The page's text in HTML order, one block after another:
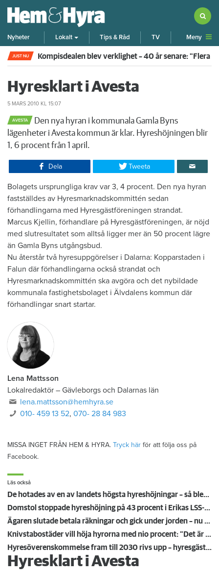
Nyheter Lokalt Tips & Råd TV Meny
JUST NU Kompisdealen blev verklighet – 40 år senare: "Flera
Hyresklart i Avesta
5 MARS 2010 KL 15:07
AVESTA
Den nya hyran i kommunala Gamla Byns
lägenheter i Avesta kommun är klar. Hyreshöjningen blir
1, 6 procent från 1 april.​
Dela Tweeta
​Bolagets ursprungliga krav var 3, 4 procent. Den nya hyran
fastställdes av Hyresmarknadskommittén sedan
förhandlingarna med Hyresgästföreningen strandat.
Marcus Kjellin, förhandlare på Hyresgästföreningen, är nöjd
med slutresultatet som alltså ligger mer än 50 procent lägre
än Gamla Byns utgångsbud.
Nu återstår två hyresuppgörelser i Dalarna: Kopparstaden i
Falun där förhandlingarna också strandat och
Hyresmarknadskommittén ska avgöra och det nybildade
kommunala fastighetsbolaget i Älvdalens kommun där
förhandlingar snart startar.
Lena Mattsson
Lokalredaktör – Gävleborgs och Dalarnas län
lena.mattsson@hemhyra.se
010- 459 13 52,070- 28 84 983
MISSA INGET FRÅN HEM & HYRA. Tryck här för att följa oss på
Facebook.
Läs också
De hotades av en av landets högsta hyreshöjningar – så blev det
Domstol stoppade hyreshöjning på 43 procent i Erikas LSS-lägenhet – mamma Lena: ”Äntligen!”
Ägaren slutade betala räkningar och gick under jorden – nu säljer Kronofogden hans hus
Knivstabostäder vill höja hyrorna med nio procent: ”Det är för jävligt”
Hyresöverenskommelse fram till 2030 rivs upp – hyresgäster känner sig svikna: "Jag går redan på knäna"
Hyresklart i Avesta